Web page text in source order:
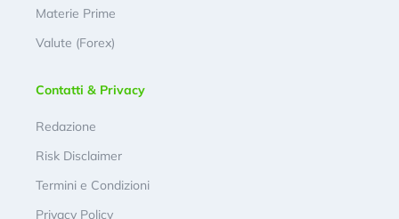
Materie Prime
Valute (Forex)
Contatti & Privacy
Redazione
Risk Disclaimer
Termini e Condizioni
Privacy Policy